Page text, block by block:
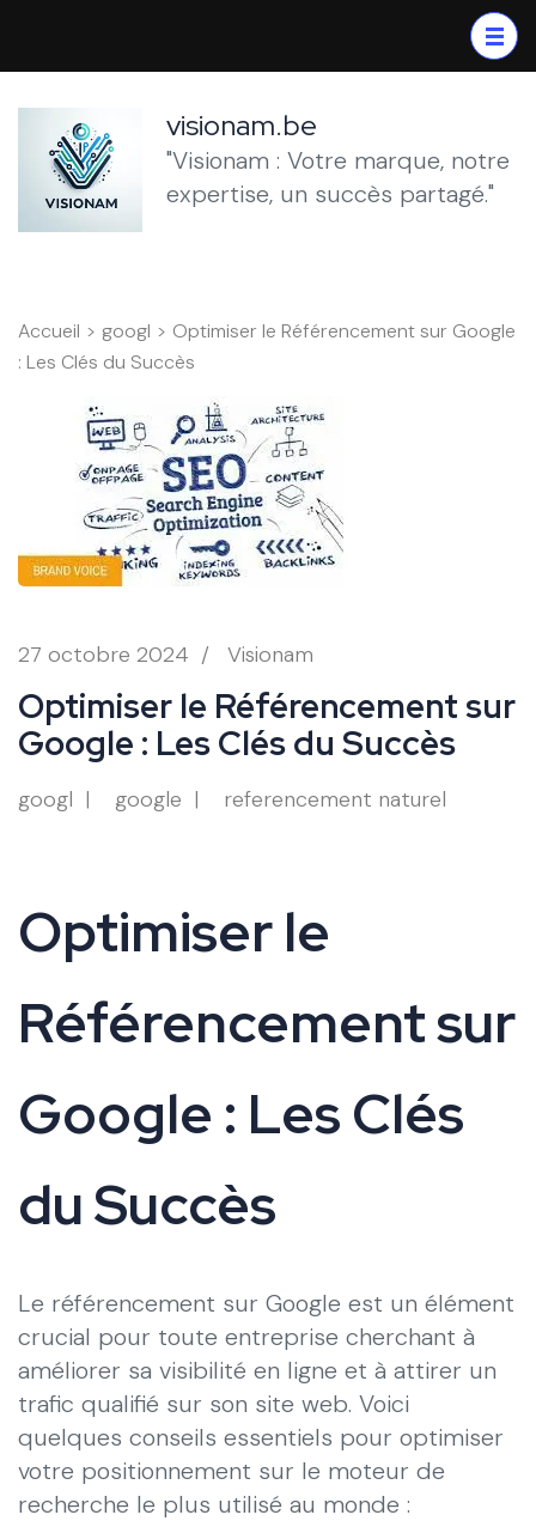
contenu
(Pressez
Entrée)
visionam.be
"Visionam : Votre marque, notre
expertise, un succès partagé."
Accueil > googl > Optimiser le Référencement sur Google
: Les Clés du Succès
27 octobre 2024 / Visionam
Optimiser le Référencement sur
Google : Les Clés du Succès
googl google referencement naturel
Optimiser le
Référencement sur
Google : Les Clés
du Succès
Le référencement sur Google est un élément
crucial pour toute entreprise cherchant à
améliorer sa visibilité en ligne et à attirer un
trafic qualifié sur son site web. Voici
quelques conseils essentiels pour optimiser
votre positionnement sur le moteur de
recherche le plus utilisé au monde :